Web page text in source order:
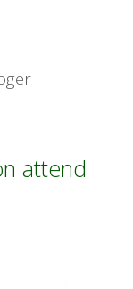
attend